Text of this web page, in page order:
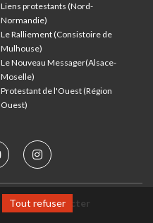
Liens protestants (Nord-
Normandie)
Le Ralliement (Consistoire de
Mulhouse)
Le Nouveau Messager(Alsace-
Moselle)
Protestant de l'Ouest (Région
Ouest)
Nous contacter
Tout refuser